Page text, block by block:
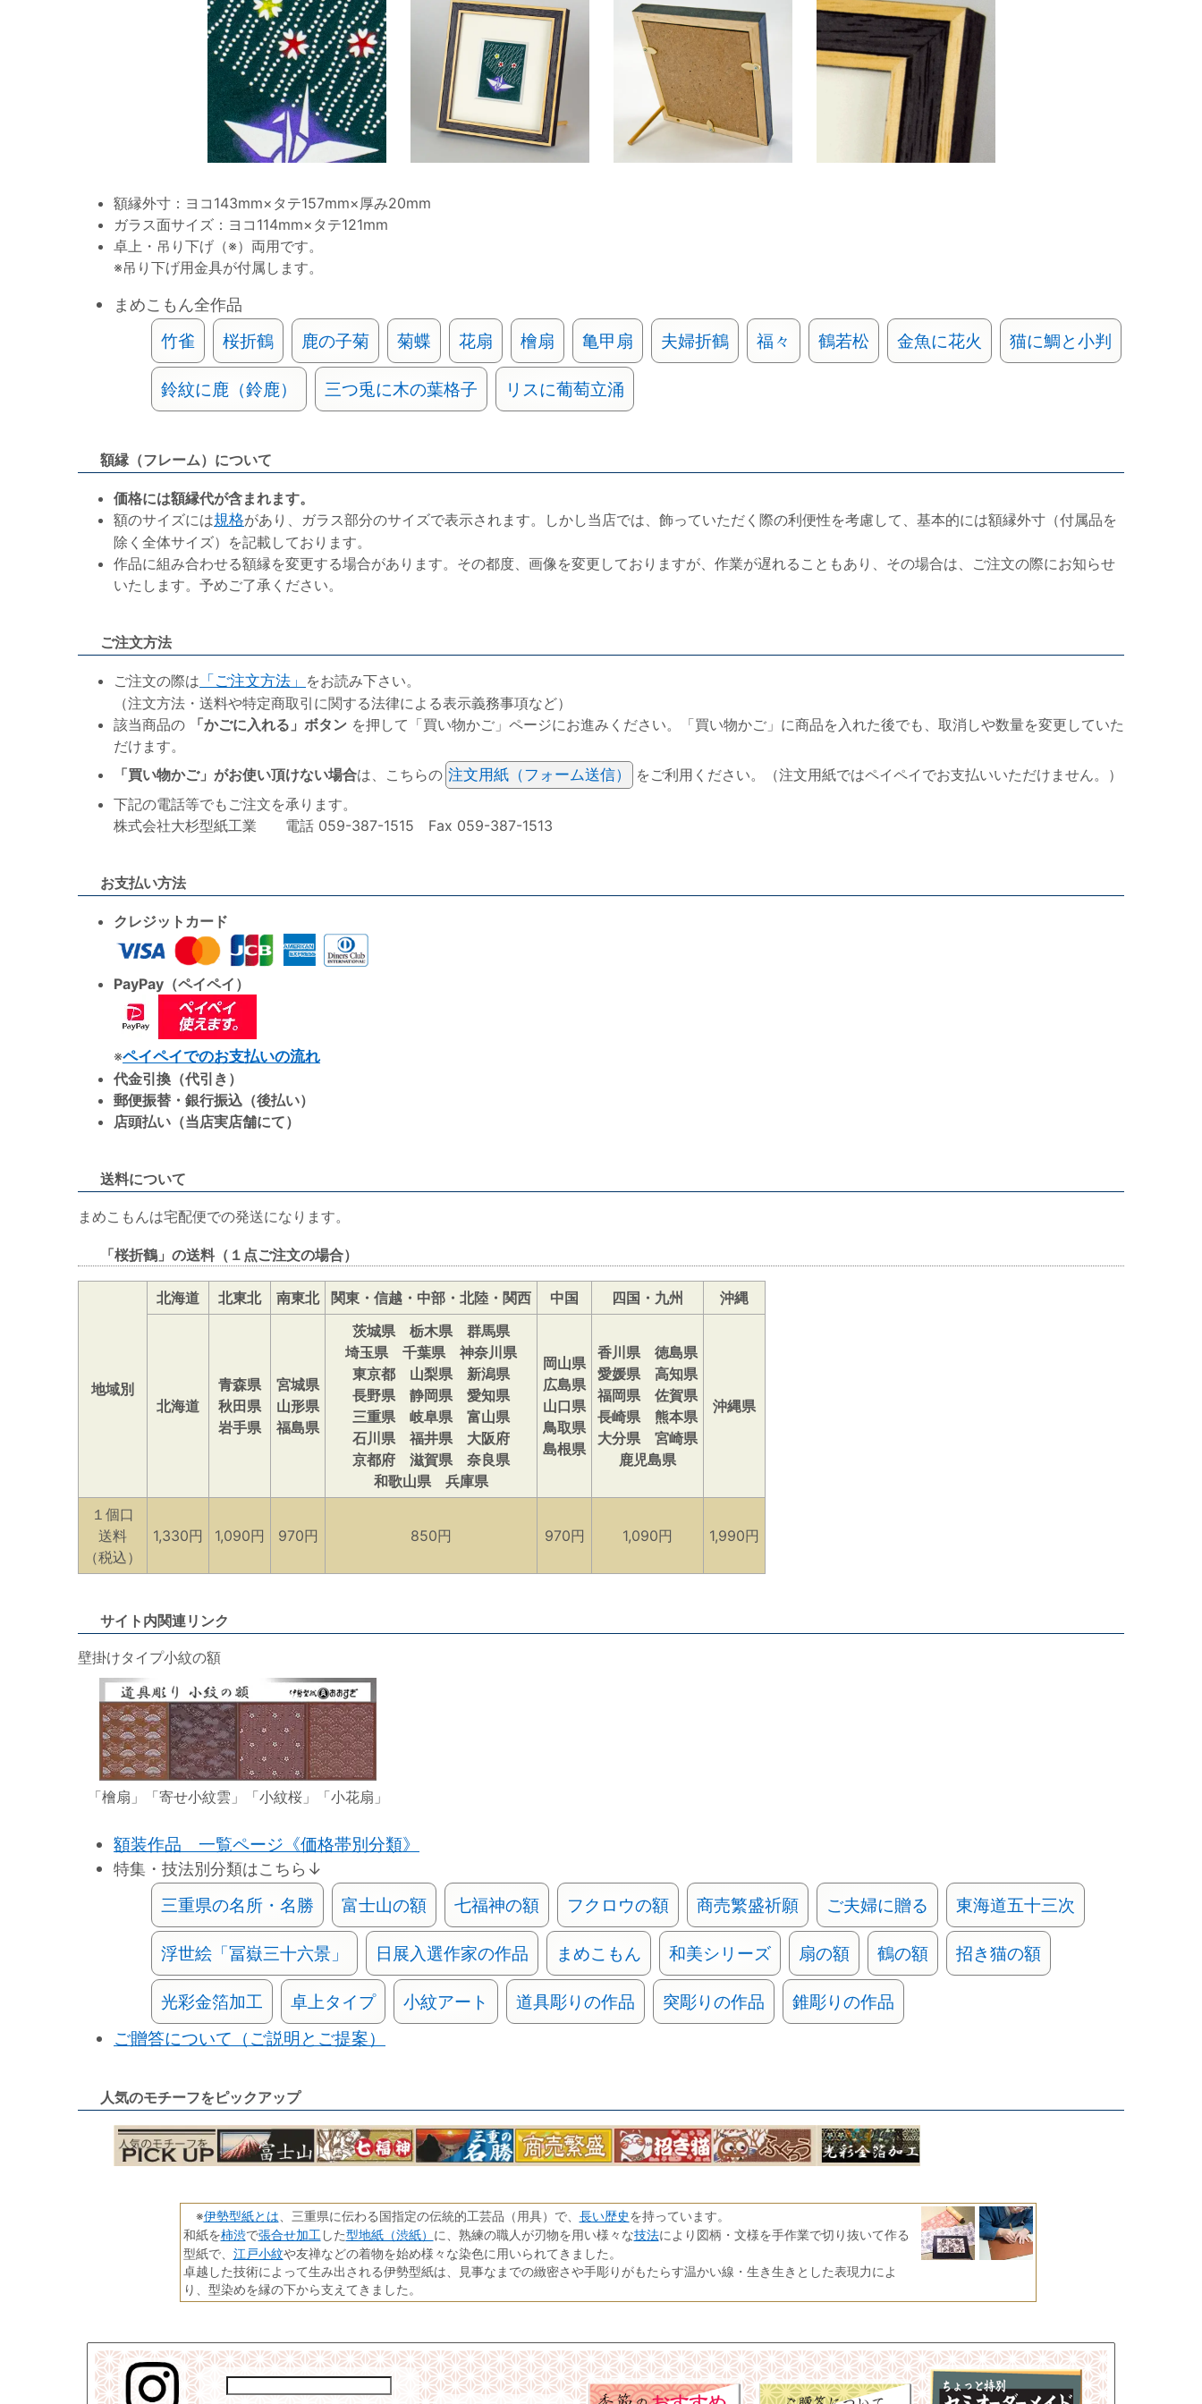
額縁外寸：ヨコ143mm×タテ157mm×厚み20mm
ガラス面サイズ：ヨコ114mm×タテ121mm
卓上・吊り下げ（※）両用です。
※吊り下げ用金具が付属します。
まめこもん全作品
竹雀 桜折鶴 鹿の子菊 菊蝶 花扇 檜扇 亀甲扇 夫婦折鶴 福々 鶴若松 金魚に花火 猫に鯛と小判
鈴紋に鹿（鈴鹿） 三つ兎に木の葉格子 リスに葡萄立涌
額縁（フレーム）について
価格には額縁代が含まれます。
額のサイズには規格があり、ガラス部分のサイズで表示されます。しかし当店では、飾っていただく際の利便性を考慮して、基本的には額縁外寸（付属品を
除く全体サイズ）を記載しております。
作品に組み合わせる額縁を変更する場合があります。その都度、画像を変更しておりますが、作業が遅れることもあり、その場合は、ご注文の際にお知らせ
いたします。予めご了承ください。
ご注文方法
ご注文の際は 「ご注文方法」 をお読み下さい。
（注文方法・送料や特定商取引に関する法律による表示義務事項など）
該当商品の
「かごに入れる」ボタン を押して「買い物かご」ページにお進みください。「買い物かご」に商品を入れた後でも、取消しや数量を変更していた
だけます。
「買い物かご」がお使い頂けない場合は、こちらの 注文用紙（フォーム送信）
をご利用ください。（注文用紙ではペイペイでお支払いいただけません。）
下記の電話等でもご注文を承ります。
株式会社大杉型紙工業 電話 059-387-1515 Fax 059-387-1513
お支払い方法
クレジットカード
PayPay（ペイペイ）
※ペイペイでのお支払いの流れ
代金引換（代引き）
郵便振替・銀行振込（後払い）
店頭払い（当店実店舗にて）
送料について
まめこもんは宅配便での発送になります。
「桜折鶴」の送料（１点ご注文の場合）
地域別
北海道 北東北 南東北 関東・信越・中部・北陸・関西 中国 四国・九州 沖縄
北海道
青森県
秋田県
岩手県
宮城県
山形県
福島県
茨城県 栃木県 群馬県
埼玉県 千葉県 神奈川県
東京都 山梨県 新潟県
長野県 静岡県 愛知県
三重県 岐阜県 富山県
石川県 福井県 大阪府
京都府 滋賀県 奈良県
和歌山県 兵庫県
岡山県
広島県
山口県
鳥取県
島根県
香川県 徳島県
愛媛県 高知県
福岡県 佐賀県
長崎県 熊本県
大分県 宮崎県
鹿児島県
沖縄県
１個口
送料
（税込）
1,330円 1,090円 970円 850円 970円 1,090円 1,990円
サイト内関連リンク
壁掛けタイプ小紋の額
「檜扇」「寄せ小紋雲」「小紋桜」「小花扇」
額装作品 一覧ページ《価格帯別分類》
特集・技法別分類はこちら↓
三重県の名所・名勝 富士山の額 七福神の額 フクロウの額 商売繁盛祈願 ご夫婦に贈る 東海道五十三次
浮世絵「冨嶽三十六景」 日展入選作家の作品 まめこもん 和美シリーズ 扇の額 鶴の額 招き猫の額
光彩金箔加工 卓上タイプ 小紋アート 道具彫りの作品 突彫りの作品
錐彫りの作品
ご贈答について（ご説明とご提案）
人気のモチーフをピックアップ
※伊勢型紙とは 、三重県に伝わる国指定の伝統的工芸品（用具）で、 長い歴史を持っています。
和紙を柿渋で張合せ加工 した型地紙（渋紙） に、熟練の職人が刃物を用い様々な技法により図柄・文様を手作業で切り抜いて作る
型紙で、 江戸小紋や友禅などの着物を始め様々な染色に用いられてきました。
卓越した技術によって生み出される伊勢型紙は、見事なまでの緻密さや手彫りがもたらす温かい線・生き生きとした表現力によ
り、型染めを縁の下から支えてきました。